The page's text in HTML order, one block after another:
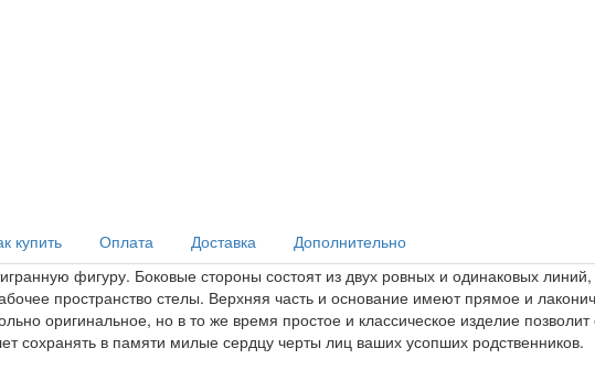
купить Оплата Доставка
Дополнительно
фигуру. Боковые стороны состоят из двух ровных и одинаковых
пространство стелы. Верхняя часть и основание имеют прямое и
оригинальное, но в то же время простое и классическое изделие позволит
сохранять в памяти милые сердцу черты лиц ваших усопших родственников.